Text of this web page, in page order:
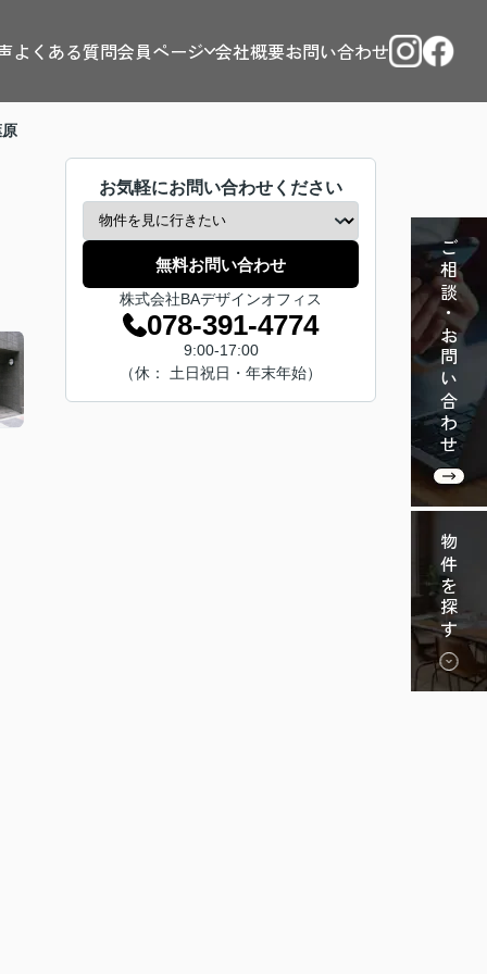
よくある質問会員ページ 会社概要お問い合わせ
ご相談・お問い合わせ
物件を探す
お気軽にお問い合わせください
無料お問い合わせ
株式会社BAデザインオフィス
078-391-4774
9:00-17:00
（休： 土日祝日・年末年始）